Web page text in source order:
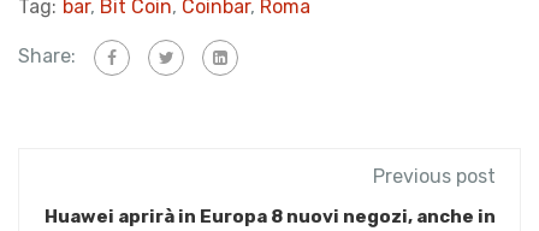
Tag: bar, Bit Coin, Coinbar, Roma
Share:
Previous post
Huawei aprirà in Europa 8 nuovi negozi, anche in